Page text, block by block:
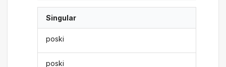
Singular
poski
poski